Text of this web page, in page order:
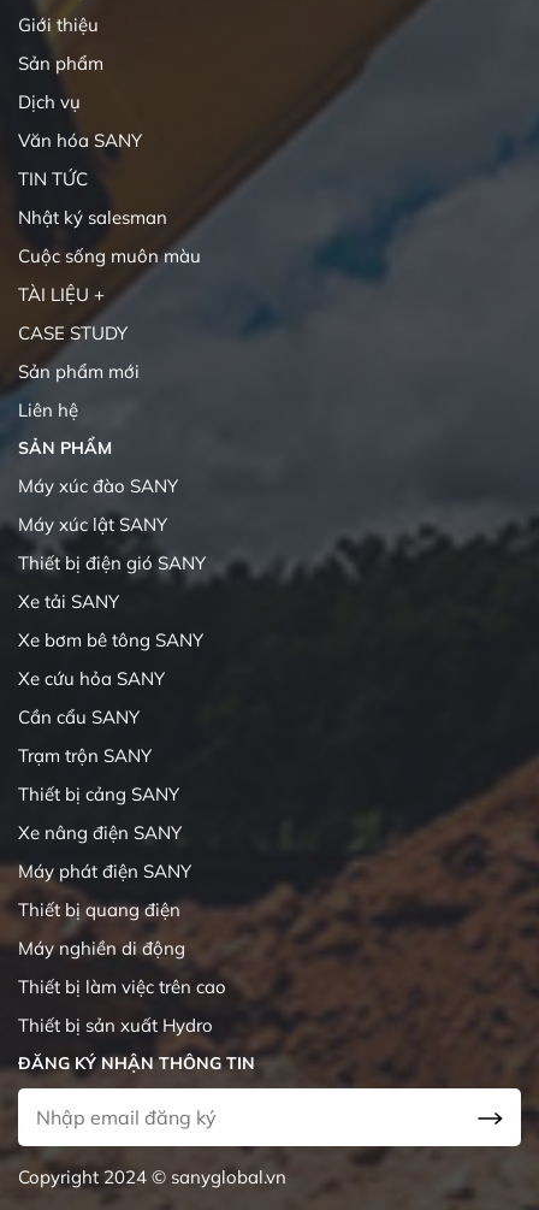
Giới thiệu
Sản phẩm
Dịch vụ
Văn hóa SANY
TIN TỨC
Nhật ký salesman
Cuộc sống muôn màu
TÀI LIỆU +
CASE STUDY
Sản phẩm mới
Liên hệ
SẢN PHẨM
Máy xúc đào SANY
Máy xúc lật SANY
Thiết bị điện gió SANY
Xe tải SANY
Xe bơm bê tông SANY
Xe cứu hỏa SANY
Cần cẩu SANY
Trạm trộn SANY
Thiết bị cảng SANY
Xe nâng điện SANY
Máy phát điện SANY
Thiết bị quang điện
Máy nghiền di động
Thiết bị làm việc trên cao
Thiết bị sản xuất Hydro
ĐĂNG KÝ NHẬN THÔNG TIN
Copyright 2024 © sanyglobal.vn